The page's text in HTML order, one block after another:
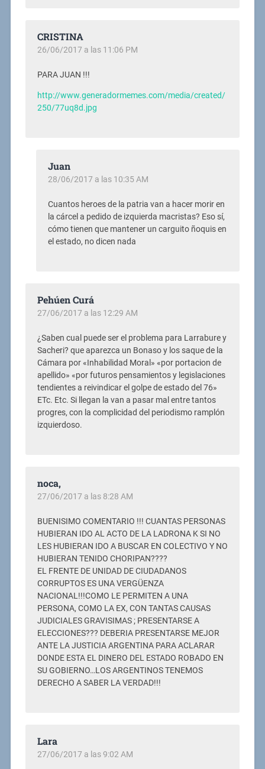
CRISTINA
26/06/2017 a las 11:06 PM
PARA JUAN !!!
http://www.generadormemes.com/media/created/
250/77uq8d.jpg
Juan
28/06/2017 a las 10:35 AM
Cuantos heroes de la patria van a hacer morir en
la cárcel a pedido de izquierda macristas? Eso sí,
cómo tienen que mantener un carguito ñoquis en
el estado, no dicen nada
Pehúen Curá
27/06/2017 a las 12:29 AM
¿Saben cual puede ser el problema para Larrabure y
Sacheri? que aparezca un Bonaso y los saque de la
Cámara por «Inhabilidad Moral» «por portacion de
apellido» «por futuros pensamientos y legislaciones
tendientes a reivindicar el golpe de estado del 76»
ETc. Etc. Si llegan la van a pasar mal entre tantos
progres, con la complicidad del periodismo ramplón
izquierdoso.
noca,
27/06/2017 a las 8:28 AM
BUENISIMO COMENTARIO !!! CUANTAS PERSONAS
HUBIERAN IDO AL ACTO DE LA LADRONA K SI NO
LES HUBIERAN IDO A BUSCAR EN COLECTIVO Y NO
HUBIERAN TENIDO CHORIPAN????
EL FRENTE DE UNIDAD DE CIUDADANOS
CORRUPTOS ES UNA VERGÜENZA
NACIONAL!!!COMO LE PERMITEN A UNA
PERSONA, COMO LA EX, CON TANTAS CAUSAS
JUDICIALES GRAVISIMAS ; PRESENTARSE A
ELECCIONES??? DEBERIA PRESENTARSE MEJOR
ANTE LA JUSTICIA ARGENTINA PARA ACLARAR
DONDE ESTA EL DINERO DEL ESTADO ROBADO EN
SU GOBIERNO…LOS ARGENTINOS TENEMOS
DERECHO A SABER LA VERDAD!!!
Lara
27/06/2017 a las 9:02 AM